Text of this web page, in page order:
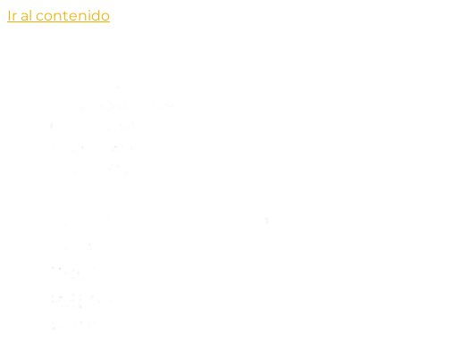
Ir al contenido